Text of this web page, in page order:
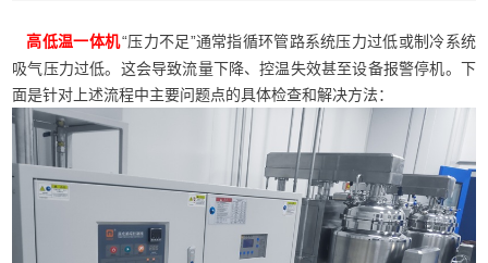
高低温一体机“压力不足”通常指循环管路系统压力过低或制冷系统
吸气压力过低。这会导致流量下降、控温失效甚至设备报警停机。下
面是针对上述流程中主要问题点的具体检查和解决方法：